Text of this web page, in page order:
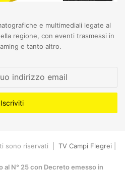
e multimediali legate al
regione, con eventi trasmessi in
e tanto altro.
sono riservati | TV Campi Flegrei
N° 25 con Decreto emesso in